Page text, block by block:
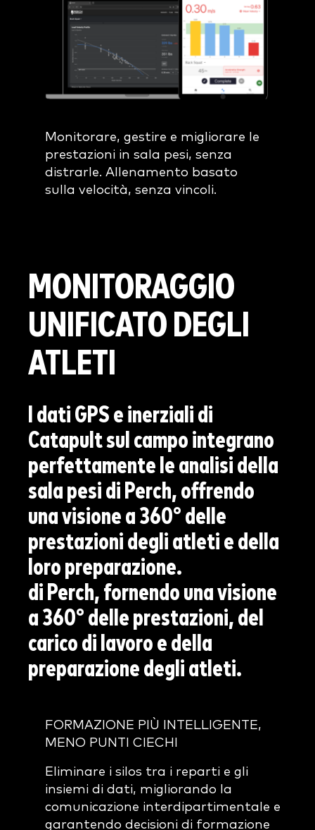
Monitorare, gestire e migliorare le
prestazioni in sala pesi, senza
distrarle. Allenamento basato
sulla velocità, senza vincoli.
MONITORAGGIO
UNIFICATO DEGLI
ATLETI
I dati GPS e inerziali di
Catapult sul campo integrano
perfettamente le analisi della
sala pesi di Perch, offrendo
una visione a 360° delle
prestazioni degli atleti e della
loro preparazione.
di Perch, fornendo una visione
a 360° delle prestazioni, del
carico di lavoro e della
preparazione degli atleti.
FORMAZIONE PIÙ INTELLIGENTE,
MENO PUNTI CIECHI
Eliminare i silos tra i reparti e gli
insiemi di dati, migliorando la
comunicazione interdipartimentale e
garantendo decisioni di formazione